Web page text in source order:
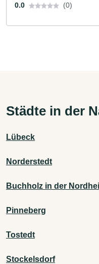
0.0 (0)
Städte in der
Lübeck
Norderstedt
Buchholz in der
Pinneberg
Tostedt
Stockelsdorf